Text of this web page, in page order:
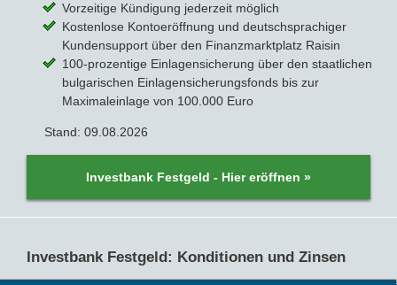
Vorzeitige Kündigung jederzeit möglich
Kostenlose Kontoeröffnung und deutschsprachiger
Kundensupport über den Finanzmarktplatz Raisin
100-prozentige Einlagensicherung über den staatlichen
bulgarischen Einlagensicherungsfonds bis zur
Maximaleinlage von 100.000 Euro
Stand: 09.08.2026
Investbank Festgeld - Hier eröffnen »
Investbank Festgeld: Konditionen und Zinsen